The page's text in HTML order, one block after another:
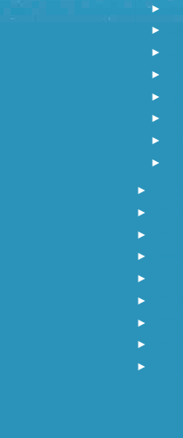
►
►
►
►
►
►
►
►
►
►
►
►
►
►
►
►
►